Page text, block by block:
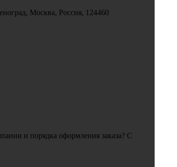
Москва, Россия, 124460
и порядка оформления заказа? С